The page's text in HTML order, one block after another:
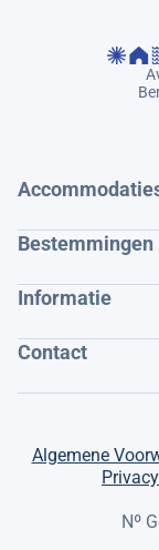
Bestemmingen
Informatie
Contact
Algemene
Nº